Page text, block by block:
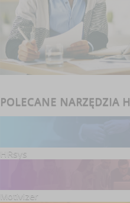
POLECANE NARZĘDZIA
HRsys
Motivizer